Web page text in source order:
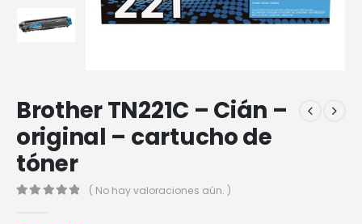
Brother TN221C – Cián –
original – cartucho de
tóner
( No hay valoraciones aún. )